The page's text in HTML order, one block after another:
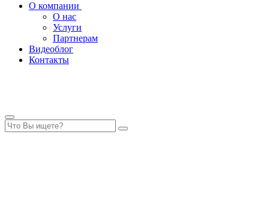
О компании
О нас
Услуги
Партнерам
Видеоблог
Контакты